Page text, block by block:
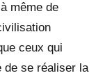
même de
ceux qui
de se réaliser la